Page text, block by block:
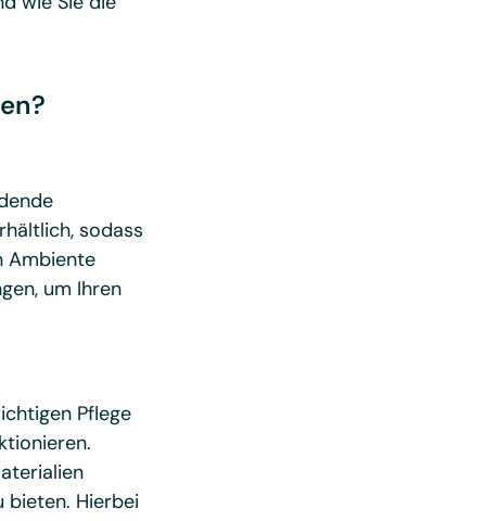
sodass
Ambiente
um Ihren
Pflege
bieten. Hierbei